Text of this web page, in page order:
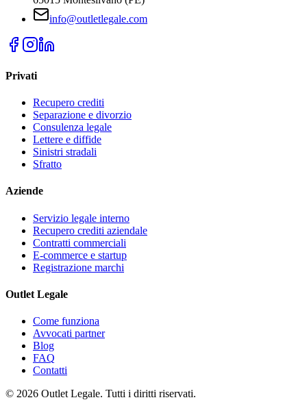
info@outletlegale.com
Privati
Recupero crediti
Separazione e divorzio
Consulenza legale
Lettere e diffide
Sinistri stradali
Sfratto
Aziende
Servizio legale interno
Recupero crediti aziendale
Contratti commerciali
E-commerce e startup
Registrazione marchi
Outlet Legale
Come funziona
Avvocati partner
Blog
FAQ
Contatti
© 2026 Outlet Legale. Tutti i diritti riservati.